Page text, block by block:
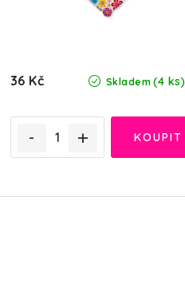
Skladem (4 ks)
36 Kč